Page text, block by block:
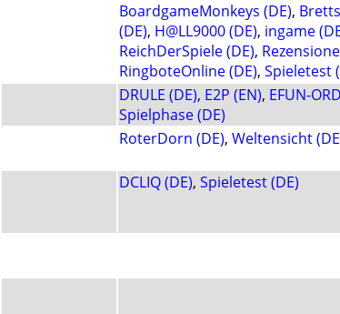
BoardgameMonkeys (DE),
(DE), H@LL9000 (DE), ingame
ReichDerSpiele (DE),
RingboteOnline (DE), Spieletest
DRULE (DE), E2P (EN), EFUN-
Spielphase (DE)
RoterDorn (DE), Weltensicht
DCLIQ (DE), Spieletest (DE)